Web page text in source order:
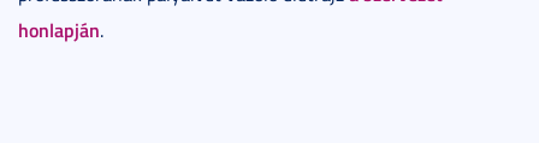
honlapján.